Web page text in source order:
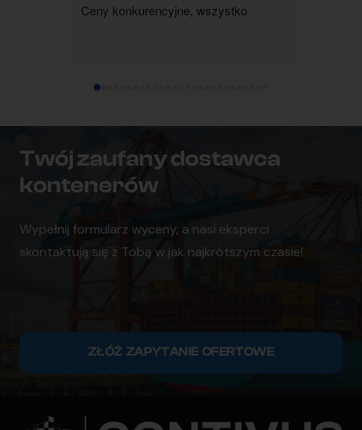
Ceny konkurencyjne, wszystko
Twój zaufany dostawca
kontenerów
Wypełnij formularz wyceny, a nasi eksperci
skontaktują się z Tobą w jak najkrótszym czasie!
ZŁÓŻ ZAPYTANIE OFERTOWE